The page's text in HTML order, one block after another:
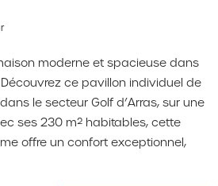
moderne et spacieuse dans
ce pavillon individuel de
le secteur Golf d’Arras, sur une
ses 230 m² habitables, cette
offre un confort exceptionnel,